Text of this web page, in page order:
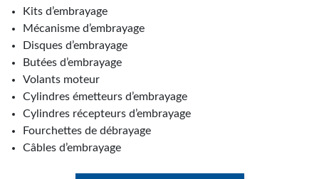
Kits d’embrayage
Mécanisme d’embrayage
Disques d’embrayage
Butées d’embrayage
Volants moteur
Cylindres émetteurs d’embrayage
Cylindres récepteurs d’embrayage
Fourchettes de débrayage
Câbles d’embrayage